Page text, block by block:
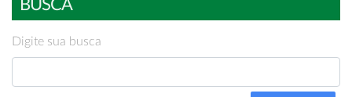
BUSCA
Digite sua busca